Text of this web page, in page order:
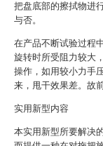
把盘底部的擦拭物进
与否。
在产品不断试验过程
旋转时所受阻力较大
操作，如用较小力手
来，甩干效果差。故
实用新型内容
本实用新型所要解决